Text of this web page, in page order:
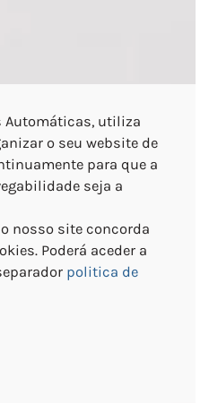
Automáticas, utiliza
o seu website de
para que a
seja a
nosso site concorda
Poderá aceder a
politica de